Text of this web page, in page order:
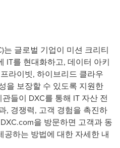
는 글로벌 기업이 미션 크리티
IT를 현대화하고, 데이터 아키
라이빗, 하이브리드 클라우
을 보장할 수 있도록 지원한
들이 DXC를 통해 IT 자산 전
, 경쟁력, 고객 경험을 촉진하
을 방문하면 고객과 동
하는 방법에 대한 자세한 내